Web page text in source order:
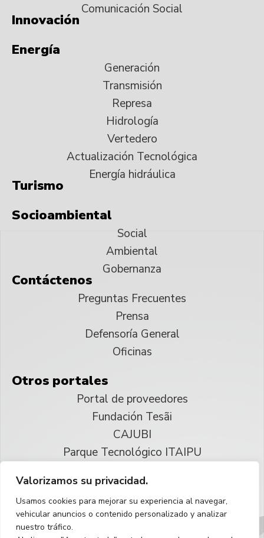
Valorizamos su privacidad.
Usamos cookies para mejorar su experiencia al navegar,
vehicular anuncios o contenido personalizado y analizar
nuestro tráfico.
Comunicación Social
Innovación
Energía
Generación
Transmisión
Represa
Hidrología
Vertedero
Actualización Tecnológica
Energía hidráulica
Turismo
Socioambiental
Social
Ambiental
Gobernanza
Contáctenos
Preguntas Frecuentes
Prensa
Defensoría General
Oficinas
Otros portales
Portal de proveedores
Fundación Tesãi
CAJUBI
Parque Tecnológico ITAIPU
Reservados todos los derechos
Español